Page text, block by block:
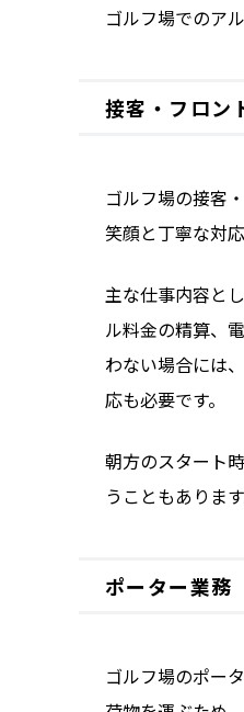
ゴルフ場でのア
接客・フロン
ゴルフ場の接客
笑顔と丁寧な対
主な仕事内容と
ル料金の精算、
わない場合には
応も必要です。
朝方のスタート
うこともあります
ポーター業務
ゴルフ場のポー